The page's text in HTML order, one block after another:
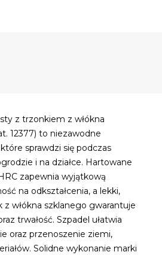
z trzonkiem z włókna
12377) to niezawodne
sprawdzi się podczas
i na działce. Hartowane
zapewnia wyjątkową
na odkształcenia, a lekki,
włókna szklanego gwarantuje
trwałość. Szpadel ułatwia
oraz przenoszenie ziemi,
Solidne wykonanie marki